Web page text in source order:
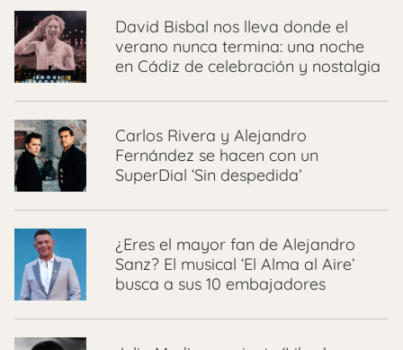
David Bisbal nos lleva donde el
verano nunca termina: una noche
en Cádiz de celebración y nostalgia
Carlos Rivera y Alejandro
Fernández se hacen con un
SuperDial ‘Sin despedida’
¿Eres el mayor fan de Alejandro
Sanz? El musical ‘El Alma al Aire’
busca a sus 10 embajadores